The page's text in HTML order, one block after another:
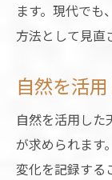
ます。現代でも
方法として見直
自然を活
自然を活用し
が求められます
変化を記録する